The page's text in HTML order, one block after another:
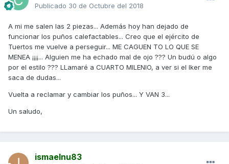
si, me podeis informar de que se trata?
Muchas gracias chicos!!
Enviado desde mi SM-G950F mediante Tapatalk
Publicado 30 de Octubre del 2018
A mi me salen las 2 piezas... Además hoy han dejado de
funcionar los puños calefactables... Creo que el ejército de
Tuertos me vuelve a perseguir... ME CAGUEN TO LO QUE SE
MENEA ¡¡¡¡... Alguien me ha echado mal de ojo ??? Un budú o algo
por el estilo ??? LLamaré a CUARTO MILENIO, a ver si el Iker me
saca de dudas...
Vuelta a reclamar y cambiar los puños... Y VAN 3...
Un saludo,
ismaelnu83